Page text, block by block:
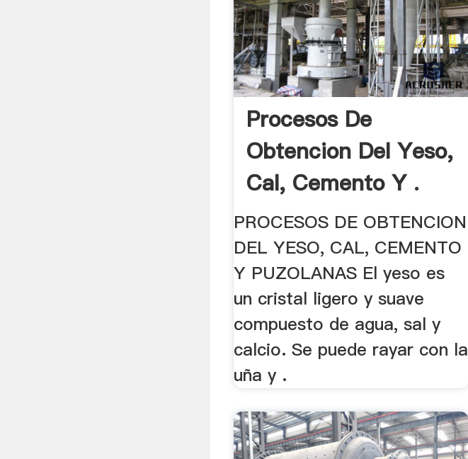
Procesos De
Obtencion Del Yeso,
Cal, Cemento Y .
PROCESOS DE OBTENCION
DEL YESO, CAL, CEMENTO
Y PUZOLANAS El yeso es
un cristal ligero y suave
compuesto de agua, sal y
calcio. Se puede rayar con la
uña y .